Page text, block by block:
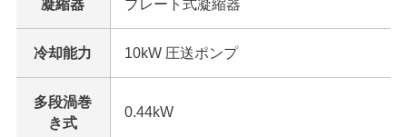
凝縮器 プレート式凝縮器
冷却能力 10kW 圧送ポンプ
多段渦巻
き式
0.44kW